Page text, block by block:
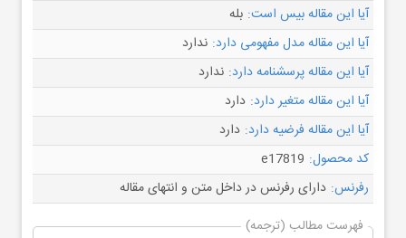
آیا این مقاله بیس است: بله
آیا این مقاله مدل مفهومی دارد: ندارد
آیا این مقاله پرسشنامه دارد: ندارد
آیا این مقاله متغیر دارد: دارد
آیا این مقاله فرضیه دارد: دارد
کد محصول: e17819
رفرنس: دارای رفرنس در داخل متن و انتهای مقاله
فهرست مطالب (ترجمه)